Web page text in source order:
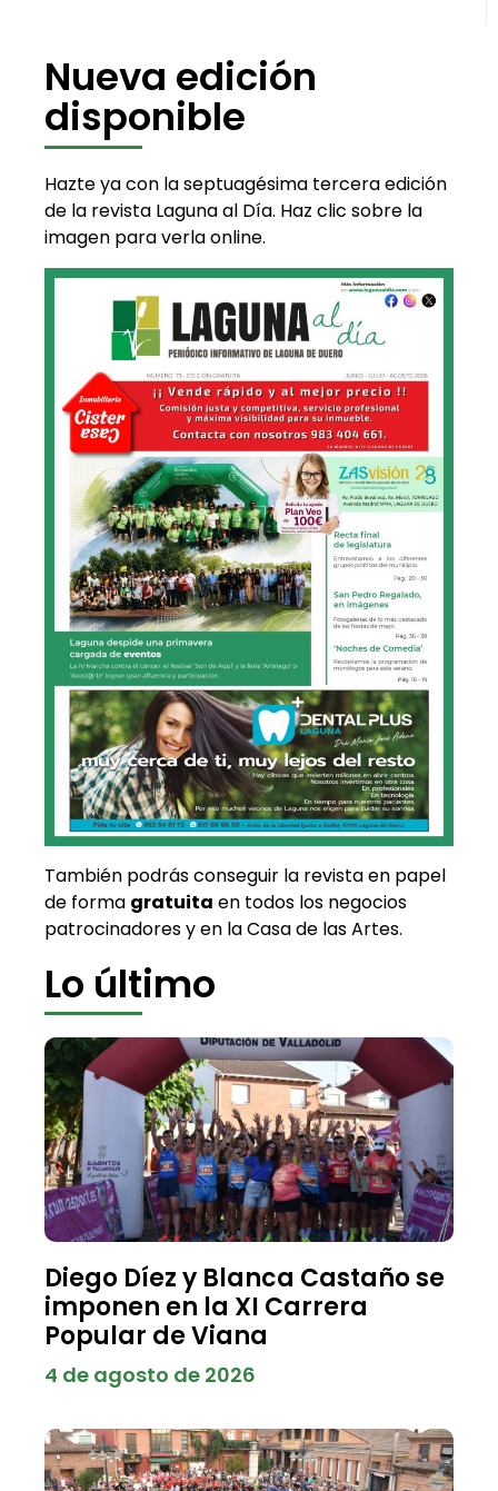
Nueva edición
disponible
Hazte ya con la septuagésima tercera edición
de la revista Laguna al Día. Haz clic sobre la
imagen para verla online.
También podrás conseguir la revista en papel
de forma gratuita en todos los negocios
patrocinadores y en la Casa de las Artes.
Lo último
Diego Díez y Blanca Castaño se
imponen en la XI Carrera
Popular de Viana
4 de agosto de 2026